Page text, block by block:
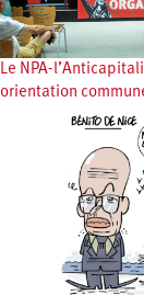
Le NPA-
orientation